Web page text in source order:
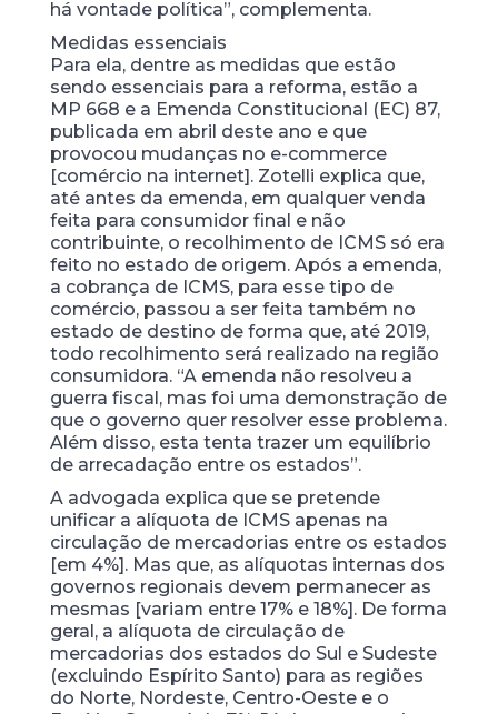
há vontade política”, complementa.
Medidas essenciais
Para ela, dentre as medidas que estão
sendo essenciais para a reforma, estão a
MP 668 e a Emenda Constitucional (EC) 87,
publicada em abril deste ano e que
provocou mudanças no e-commerce
[comércio na internet]. Zotelli explica que,
até antes da emenda, em qualquer venda
feita para consumidor final e não
contribuinte, o recolhimento de ICMS só era
feito no estado de origem. Após a emenda,
a cobrança de ICMS, para esse tipo de
comércio, passou a ser feita também no
estado de destino de forma que, até 2019,
todo recolhimento será realizado na região
consumidora. “A emenda não resolveu a
guerra fiscal, mas foi uma demonstração de
que o governo quer resolver esse problema.
Além disso, esta tenta trazer um equilíbrio
de arrecadação entre os estados”.
A advogada explica que se pretende
unificar a alíquota de ICMS apenas na
circulação de mercadorias entre os estados
[em 4%]. Mas que, as alíquotas internas dos
governos regionais devem permanecer as
mesmas [variam entre 17% e 18%]. De forma
geral, a alíquota de circulação de
mercadorias dos estados do Sul e Sudeste
(excluindo Espírito Santo) para as regiões
do Norte, Nordeste, Centro-Oeste e o